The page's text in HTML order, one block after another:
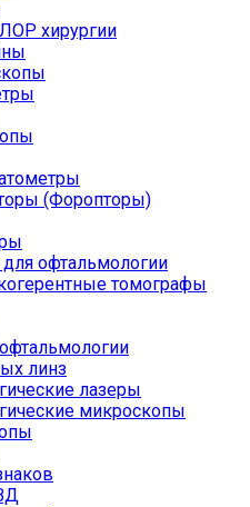
хирургии
(Форопторы)
офтальмологии
томографы
линз
лазеры
микроскопы